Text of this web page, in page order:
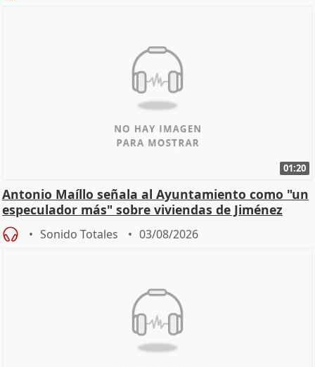
01:20
Antonio Maíllo señala al Ayuntamiento como "un
especulador más" sobre viviendas de Jiménez
Becerril
Sonido Totales 03/08/2026